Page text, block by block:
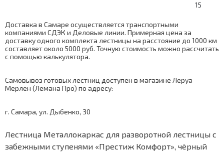
15
Доставка в Самаре осуществляется транспортными
компаниями СДЭК и Деловые линии. Примерная цена за
доставку одного комплекта лестницы на расстояние до 1000 км
составляет около 5000 руб. Точную стоимость можно рассчитать
с помощью калькулятора.
Самовывоз готовых лестниц доступен в магазине Леруа
Мерлен (Лемана Про) по адресу:
г. Самара, ул. Дыбенко, 30
Лестница Металлокаркас для разворотной лестницы с
забежными ступенями «Престиж Комфорт», чёрный